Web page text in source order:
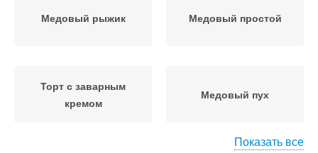
Медовый рыжик Медовый простой
Торт с заварным
кремом
Медовый пух
Показать все